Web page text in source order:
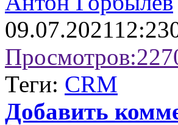
09.07.202112:23
Просмотров:
Теги: CRM
Добавить